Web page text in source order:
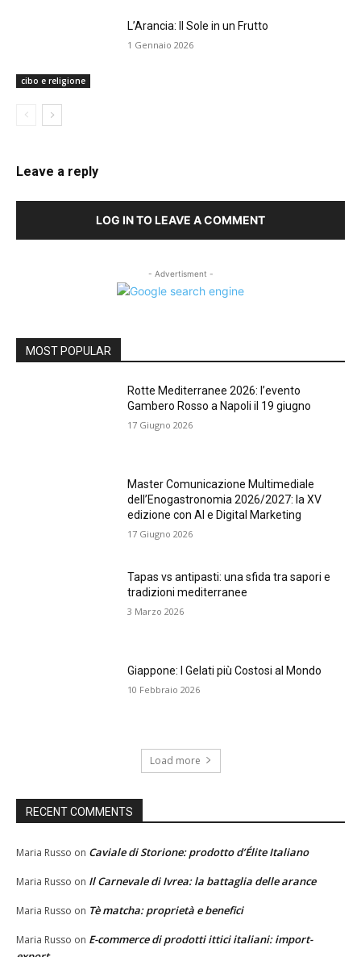
cibo e religione
L’Arancia: Il Sole in un Frutto
1 Gennaio 2026
Leave a reply
LOG IN TO LEAVE A COMMENT
- Advertisment -
MOST POPULAR
Rotte Mediterranee 2026: l’evento
Gambero Rosso a Napoli il 19 giugno
17 Giugno 2026
Master Comunicazione Multimediale
dell’Enogastronomia 2026/2027: la XV
edizione con AI e Digital Marketing
17 Giugno 2026
Tapas vs antipasti: una sfida tra sapori e
tradizioni mediterranee
3 Marzo 2026
Giappone: I Gelati più Costosi al Mondo
10 Febbraio 2026
Load more
RECENT COMMENTS
Maria Russo on Caviale di Storione: prodotto d’Élite Italiano
Maria Russo on Il Carnevale di Ivrea: la battaglia delle arance
Maria Russo on Tè matcha: proprietà e benefici
Maria Russo on E-commerce di prodotti ittici italiani: import-